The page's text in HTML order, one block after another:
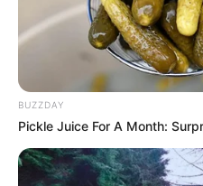
BUZZDAY
Pickle Juice For A Month: